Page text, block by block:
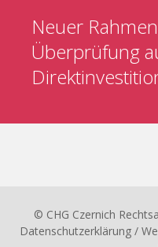
Neuer
Überprüfung
© CHG Czernich
Datenschutzerklärung /